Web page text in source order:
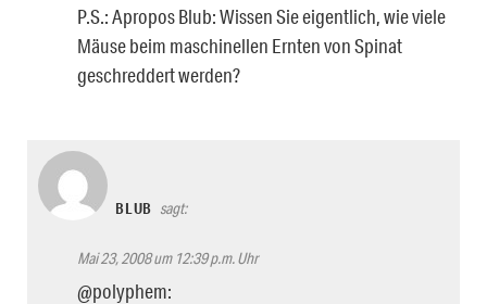
P.S.: Apropos Blub: Wissen Sie eigentlich, wie viele
Mäuse beim maschinellen Ernten von Spinat
geschreddert werden?
BLUB sagt:
Mai 23, 2008 um 12:39 p.m. Uhr
@polyphem: